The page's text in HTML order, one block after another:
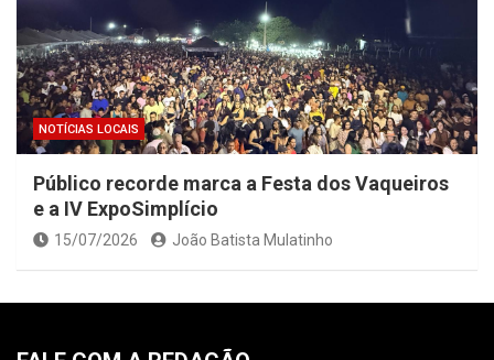
NOTÍCIAS LOCAIS
Público recorde marca a Festa dos Vaqueiros
e a IV ExpoSimplício
15/07/2026 João Batista Mulatinho